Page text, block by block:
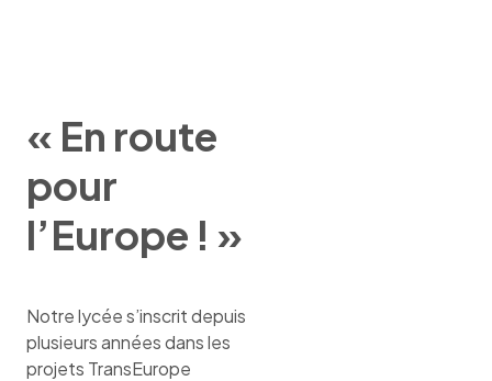
« En route
pour
l’Europe ! »
Notre lycée s’inscrit depuis
plusieurs années dans les
projets TransEurope